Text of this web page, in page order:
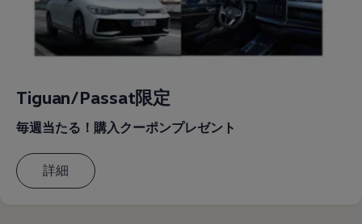
Tiguan/Passat限定
毎週当たる！購入クーポンプレゼント
詳細